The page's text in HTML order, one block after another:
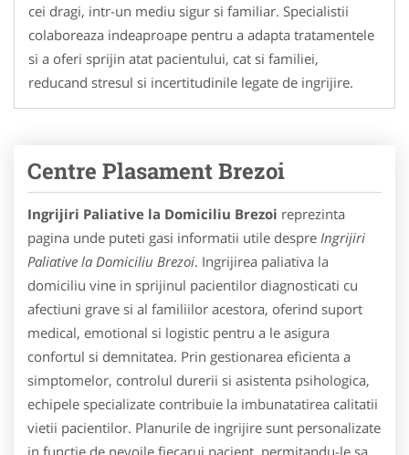
cei dragi, intr-un mediu sigur si familiar. Specialistii
colaboreaza indeaproape pentru a adapta tratamentele
si a oferi sprijin atat pacientului, cat si familiei,
reducand stresul si incertitudinile legate de ingrijire.
Centre Plasament Brezoi
Ingrijiri Paliative la Domiciliu Brezoi reprezinta
pagina unde puteti gasi informatii utile despre Ingrijiri
Paliative la Domiciliu Brezoi. Ingrijirea paliativa la
domiciliu vine in sprijinul pacientilor diagnosticati cu
afectiuni grave si al familiilor acestora, oferind suport
medical, emotional si logistic pentru a le asigura
confortul si demnitatea. Prin gestionarea eficienta a
simptomelor, controlul durerii si asistenta psihologica,
echipele specializate contribuie la imbunatatirea calitatii
vietii pacientilor. Planurile de ingrijire sunt personalizate
in functie de nevoile fiecarui pacient, permitandu-le sa